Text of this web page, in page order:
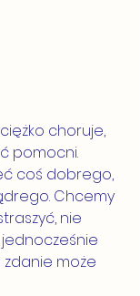
choruje,
pomocni.
coś dobrego,
Chcemy
nie
zdanie może